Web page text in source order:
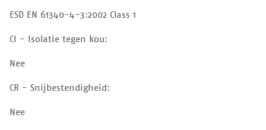
ESD EN 61340-4-3:2002 Class 1
CI - Isolatie tegen kou:
Nee
CR - Snijbestendigheid:
Nee